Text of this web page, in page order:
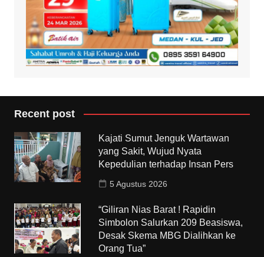
Recent post
Kajati Sumut Jenguk Wartawan
yang Sakit, Wujud Nyata
Kepedulian terhadap Insan Pers
5 Agustus 2026
“Giliran Nias Barat ! Rapidin
Simbolon Salurkan 209 Beasiswa,
Desak Skema MBG Dialihkan ke
Orang Tua”